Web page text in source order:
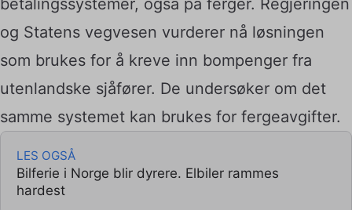
betalingssystemer, også på ferger. Regjeringen
og Statens vegvesen vurderer nå løsningen
som brukes for å kreve inn bompenger fra
utenlandske sjåfører. De undersøker om det
samme systemet kan brukes for fergeavgifter.
LES OGSÅ
Bilferie i Norge blir dyrere. Elbiler rammes
hardest